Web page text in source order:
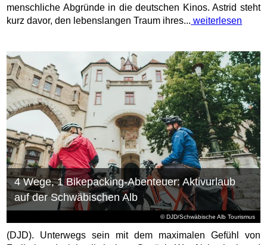
menschliche Abgründe in die deutschen Kinos. Astrid steht
kurz davor, den lebenslangen Traum ihres... weiterlesen
© DJD/Schwäbische Alb Tourismus
4 Wege, 1 Bikepacking-Abenteuer: Aktivurlaub
auf der Schwäbischen Alb
(DJD). Unterwegs sein mit dem maximalen Gefühl von